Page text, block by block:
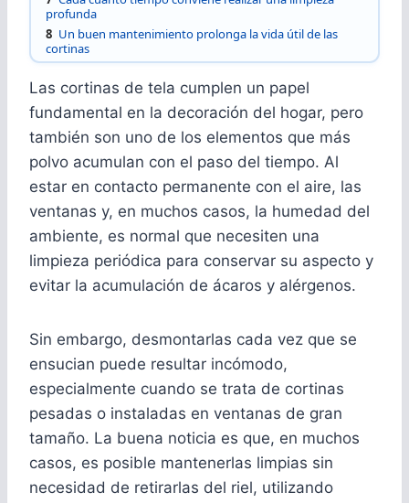
profunda
8 Un buen mantenimiento prolonga la vida útil de las
cortinas
Las cortinas de tela cumplen un papel
fundamental en la decoración del hogar, pero
también son uno de los elementos que más
polvo acumulan con el paso del tiempo. Al
estar en contacto permanente con el aire, las
ventanas y, en muchos casos, la humedad del
ambiente, es normal que necesiten una
limpieza periódica para conservar su aspecto y
evitar la acumulación de ácaros y alérgenos.
Sin embargo, desmontarlas cada vez que se
ensucian puede resultar incómodo,
especialmente cuando se trata de cortinas
pesadas o instaladas en ventanas de gran
tamaño. La buena noticia es que, en muchos
casos, es posible mantenerlas limpias sin
necesidad de retirarlas del riel, utilizando